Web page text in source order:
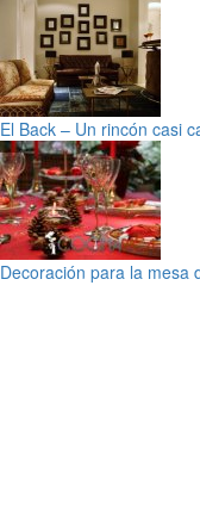
El Back – Un rincón casi
Decoración para la mesa